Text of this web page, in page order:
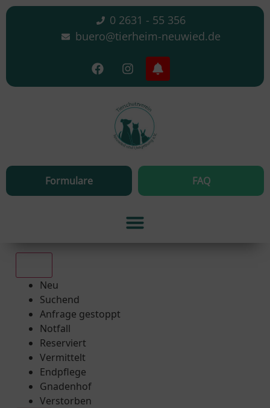
0 2631 - 55 356
buero@tierheim-neuwied.de
Formulare FAQ
Neu
Suchend
Anfrage gestoppt
Notfall
Reserviert
Vermittelt
Endpflege
Gnadenhof
Verstorben